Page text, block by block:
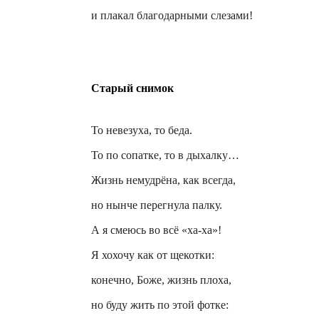
и плакал благодарными слезами!
Старый снимок
То невезуха, то беда.
То по сопатке, то в дыхалку…
Жизнь немудрёна, как всегда,
но нынче перегнула палку.
А я смеюсь во всё «ха-ха»!
Я хохочу как от щекотки:
конечно, Боже, жизнь плоха,
но буду жить по этой фотке: